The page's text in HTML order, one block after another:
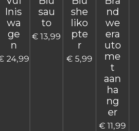
lnis
wa
ge
n
24,99
sau
to
€ 13,99
she
liko
pte
r
€ 5,99
nd
we
era
uto
me
t
aan
ha
ng
er
€ 11,99